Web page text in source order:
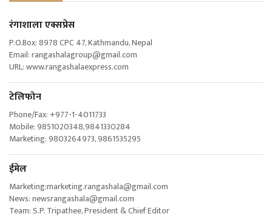
रंगाशाला एक्सप्रेस
P.O.Box: 8978 CPC 47, Kathmandu, Nepal
Email: rangashalagroup@gmail.com
URL: www.rangashalaexpress.com
टेलिफोन
Phone/Fax: +977-1-4011733
Mobile: 9851020348,9841330284
Marketing: 9803264973, 9861535295
ईमेल
Marketing:marketing.rangashala@gmail.com
News: newsrangashala@gmail.com
Team: S.P. Tripathee, President & Chief Editor